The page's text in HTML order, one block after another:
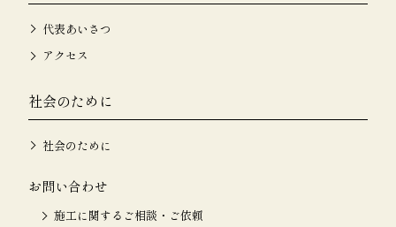
代表あいさつ
アクセス
社会のために
社会のために
お問い合わせ
施工に関するご相談・ご依頼